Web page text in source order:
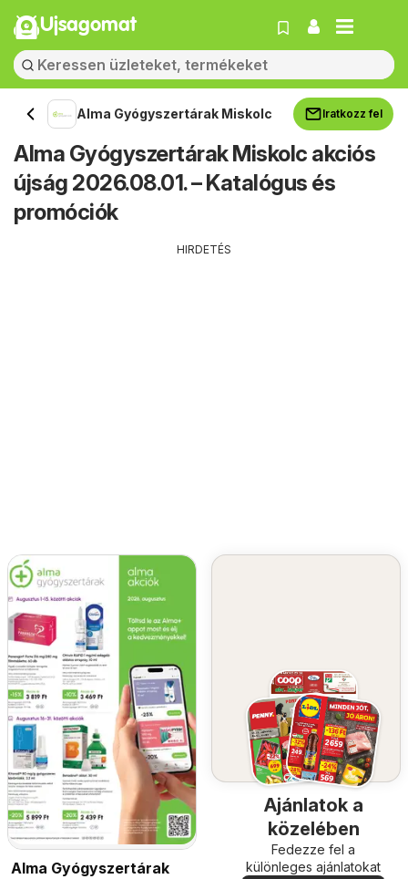
Ujsagomat
Alma Gyógyszertárak Miskolc Iratkozz fel
Alma Gyógyszertárak Miskolc akciós
újság 2026.08.01. – Katalógus és
promóciók
HIRDETÉS
Alma Gyógyszertárak
Ajánlatok a
közelében
Fedezze fel a
különleges ajánlatokat